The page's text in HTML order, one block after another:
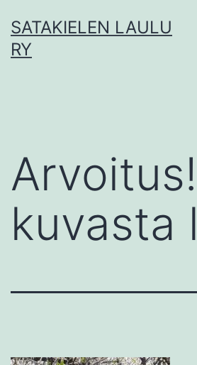
sisältöön
SATAKIELEN LAULU
RY
kuvasta